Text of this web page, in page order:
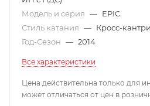
Модель и серия — EPIC
Стиль катания — Кросс-
Год-Сезон — 2014
Все характеристики
Цена действительна только для
может отличаться от цен в